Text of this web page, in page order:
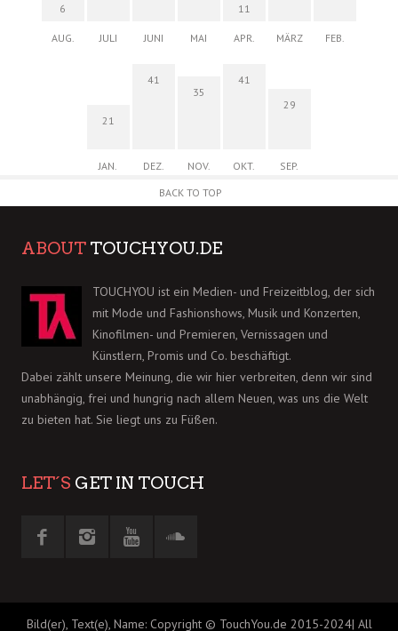
6
AUG. JULI JUNI MAI
11
APR. MÄRZ FEB.
21
JAN.
41
DEZ.
35
NOV.
41
OKT.
29
SEP.
BACK TO TOP
ABOUT TOUCHYOU.DE
TOUCHYOU ist ein Medien- und Freizeitblog, der sich
mit Mode und Fashionshows, Musik und Konzerten,
Kinofilmen- und Premieren, Vernissagen und
Künstlern, Promis und Co. beschäftigt.
Dabei zählt unsere Meinung, die wir hier verbreiten, denn wir sind
unabhängig, frei und hungrig nach allem Neuen, was uns die Welt
zu bieten hat. Sie liegt uns zu Füßen.
LET´S GET IN TOUCH
Bild(er), Text(e), Name: Copyright © TouchYou.de 2015-2024| All